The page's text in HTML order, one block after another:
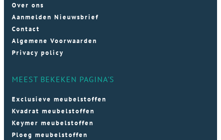
Over ons
Aanmelden Nieuwsbrief
Contact
Algemene Voorwaarden
Privacy policy
MEEST BEKEKEN PAGINA'S
Exclusieve meubelstoffen
Kvadrat meubelstoffen
Keymer meubelstoffen
Ploeg meubelstoffen